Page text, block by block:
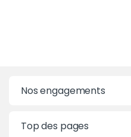
Nos engagements
Top des pages